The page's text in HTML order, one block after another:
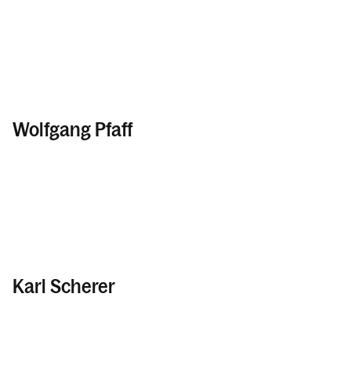
Wolfgang Pfaff
Karl Scherer